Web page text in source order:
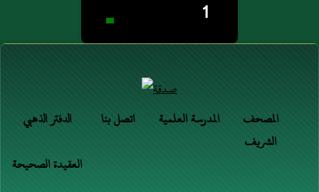
1
الدفتر الذهبي اتصل بنا المدرسة العلمية
المصحف
الشريف
العقيدة الصحيحة